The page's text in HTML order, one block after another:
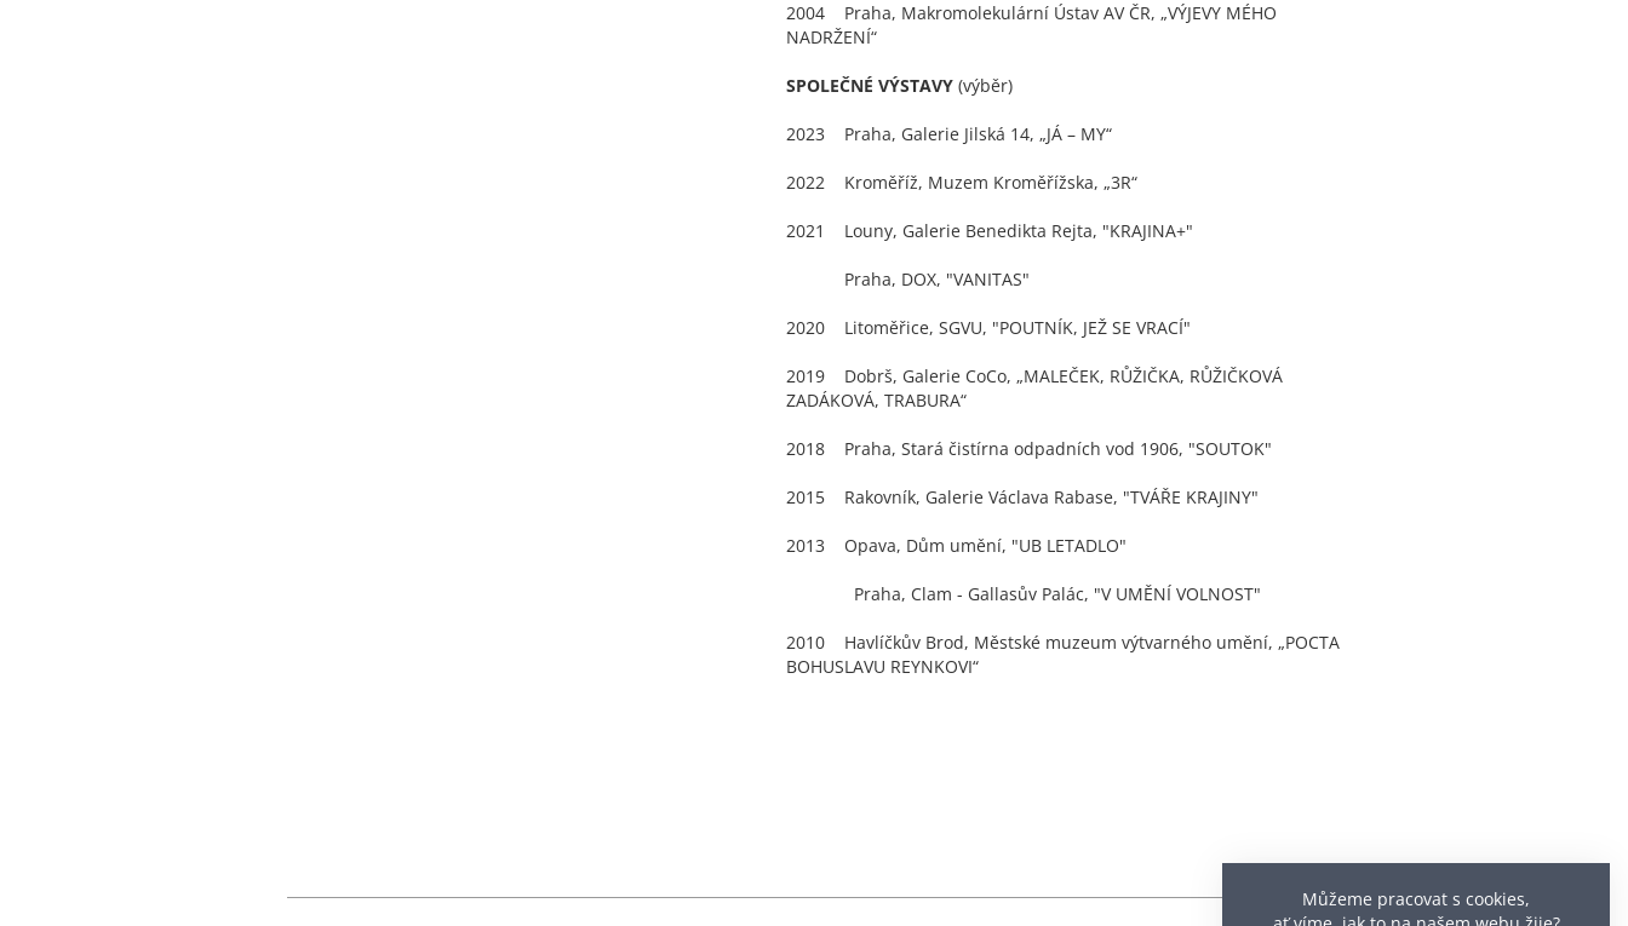
Můžeme pracovat s cookies,
2004 Praha, Makromolekulární Ústav AV ČR, „VÝJEVY MÉHO
NADRŽENÍ“
SPOLEČNÉ VÝSTAVY(výběr)
2023 Praha, Galerie Jilská 14, „JÁ – MY“
2022 Kroměříž, Muzem Kroměřížska, „3R“
2021 Louny, Galerie Benedikta Rejta, "KRAJINA+"
Praha, DOX, "VANITAS"
2020 Litoměřice, SGVU, "POUTNÍK, JEŽ SE VRACÍ"
2019 Dobrš, Galerie CoCo, „MALEČEK, RŮŽIČKA, RŮŽIČKOVÁ
ZADÁKOVÁ, TRABURA“
2018 Praha, Stará čistírna odpadních vod 1906, "SOUTOK"
2015 Rakovník, Galerie Václava Rabase, "TVÁŘE KRAJINY"
2013 Opava, Dům umění, "UB LETADLO"
Praha, Clam - Gallasův Palác, "V UMĚNÍ VOLNOST"
2010 Havlíčkův Brod, Městské muzeum výtvarného umění, „POCTA
BOHUSLAVU REYNKOVI“